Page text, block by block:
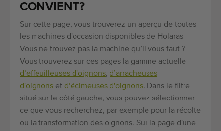
CONVIENT?
Sur cette page, vous trouverez un aperçu de toutes
les machines d'occasion disponibles de Holaras.
Vous ne trouvez pas la machine qu’il vous faut ?
Vous trouverez sur ces pages la gamme actuelle
d’effeuilleuses d'oignons, d’arracheuses
d'oignons et d’écimeuses d'oignons. Dans le filtre
situé sur le côté gauche, vous pouvez sélectionner
ce que vous recherchez, par exemple pour la récolte
ou la transformation des oignons. Sur la page d'une